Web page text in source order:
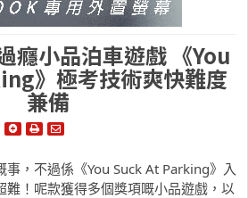
癮小品泊車遊戲 《You
》極考技術爽快難度
兼備
，不過係《You Suck At Parking》入
難！呢款獲得多個獎項嘅小品遊戲，以